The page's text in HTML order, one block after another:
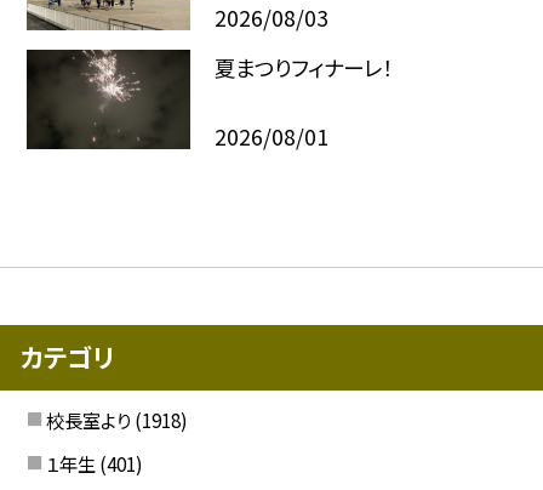
2026/08/03
夏まつりフィナーレ！
2026/08/01
カテゴリ
校長室より (1918)
１年生 (401)